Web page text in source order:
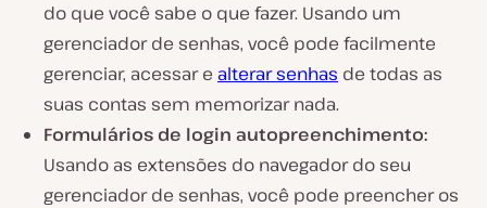
do que você sabe o que fazer. Usando um
gerenciador de senhas, você pode facilmente
gerenciar, acessar e alterar senhas de todas as
suas contas sem memorizar nada.
Formulários de login autopreenchimento:
Usando as extensões do navegador do seu
gerenciador de senhas, você pode preencher os